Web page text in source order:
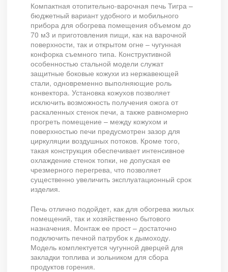
Компактная отопительно-варочная печь Тигра –
бюджетный вариант удобного и мобильного
прибора для обогрева помещения объемом до
70 м3 и приготовления пищи, как на варочной
поверхности, так и открытом огне – чугунная
конфорка съемного типа. Конструктивной
особенностью стальной модели служат
защитные боковые кожухи из нержавеющей
стали, одновременно выполняющие роль
конвектора. Установка кожухов позволяет
исключить возможность получения ожога от
раскаленных стенок печи, а также равномерно
прогреть помещение – между кожухом и
поверхностью печи предусмотрен зазор для
циркуляции воздушных потоков. Кроме того,
такая конструкция обеспечивает интенсивное
охлаждение стенок топки, не допуская ее
чрезмерного перегрева, что позволяет
существенно увеличить эксплуатационный срок
изделия.
Печь отлично подойдет, как для обогрева жилых
помещений, так и хозяйственно бытового
назначения. Монтаж ее прост – достаточно
подключить печной патрубок к дымоходу.
Модель комплектуется чугунной дверцей для
закладки топлива и зольником для сбора
продуктов горения.